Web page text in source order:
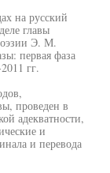
на русский
главы
Э. М.
первая фаза
гг.
проведен в
адекватности,
и
и перевода